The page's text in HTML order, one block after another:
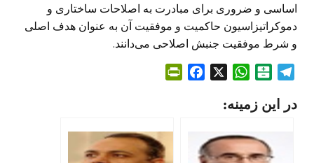
اساسی و ضروری برای مبادرت به اصلاحات ساختاری و
دموکراتیزاسیون حاکمیت و موفقیت آن به عنوان هدف اصلی
و شرط موفقیت جنبش اصلاحی می‌دانند.
l
r
t
a
W
a
s
A
F
در این زمینه: